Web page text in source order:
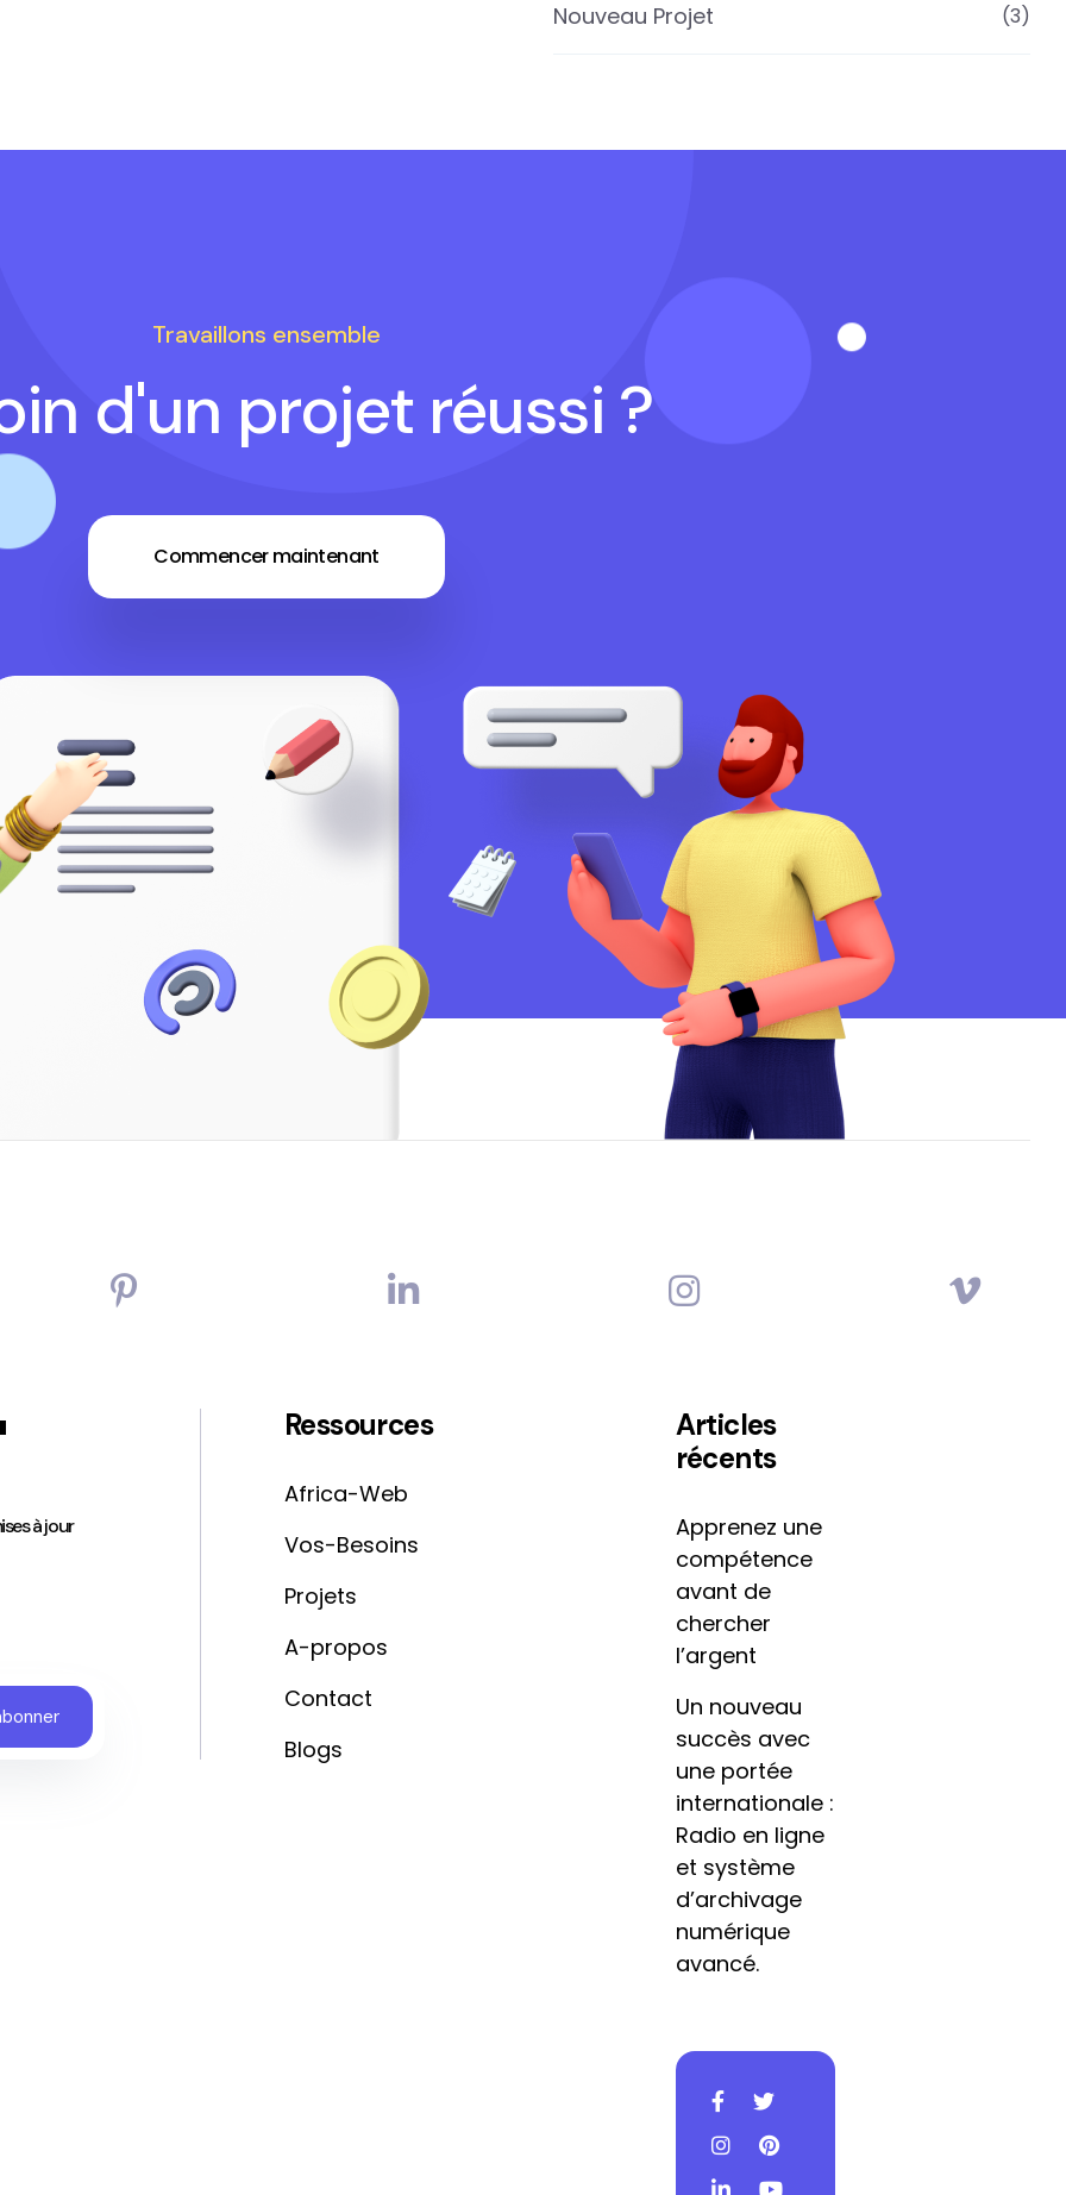
Nouveau Projet (3)
Travaillons ensemble
d'un projet réussi ?
Commencer maintenant
à jour
Ressources
Africa-Web
Vos-Besoins
Projets
A-propos
Contact
Blogs
Articles
récents
Apprenez une
compétence
avant de
chercher
l’argent
Un nouveau
succès avec
une portée
internationale :
Radio en ligne
et système
d’archivage
numérique
avancé.